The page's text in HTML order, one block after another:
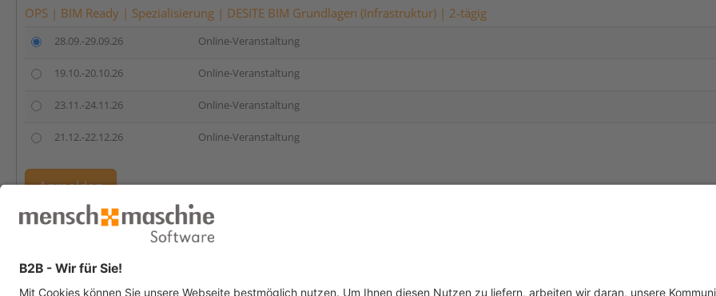
OPS | BIM Ready | Spezialisierung | DESITE BIM Grundlagen (Infrastruktur) | 2-tägig
28.09.-29.09.26 Online-Veranstaltung
19.10.-20.10.26 Online-Veranstaltung
23.11.-24.11.26 Online-Veranstaltung
21.12.-22.12.26 Online-Veranstaltung
Anmelden